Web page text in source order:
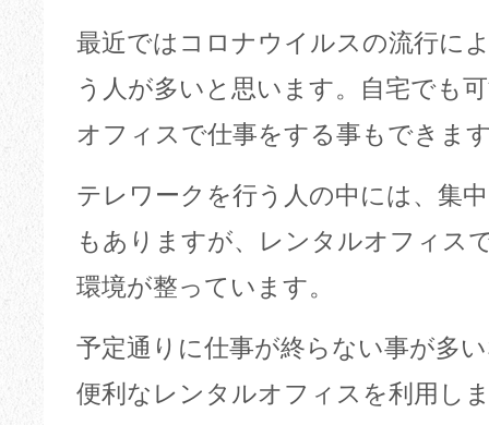
最近ではコロナウイルスの流行に
う人が多いと思います。自宅でも
オフィスで仕事をする事もできま
テレワークを行う人の中には、集
もありますが、レンタルオフィス
環境が整っています。
予定通りに仕事が終らない事が多
便利なレンタルオフィスを利用し